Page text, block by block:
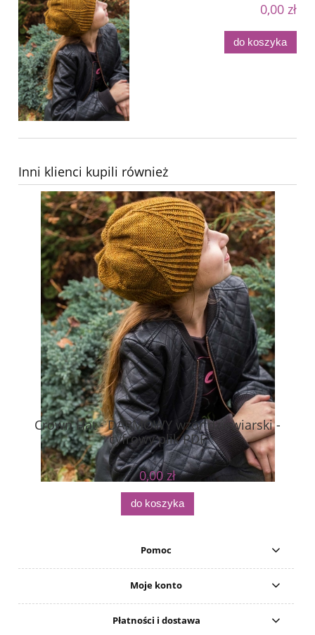
0,00 zł
do koszyka
Inni klienci kupili również
Crown Hat - DARMOWY wzór dziewiarski -
cyfrowy plik PDF
0,00 zł
do koszyka
Pomoc
Moje konto
Płatności i dostawa